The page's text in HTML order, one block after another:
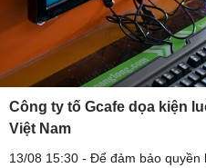
Công ty tố Gcafe dọa kiện
Việt Nam
13/08 15:30 - Để đảm bảo